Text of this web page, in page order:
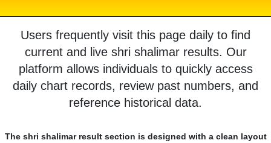
Users frequently visit this page daily to find
current and live shri shalimar results. Our
platform allows individuals to quickly access
daily chart records, review past numbers, and
reference historical data.
The shri shalimar result section is designed with a clean layout